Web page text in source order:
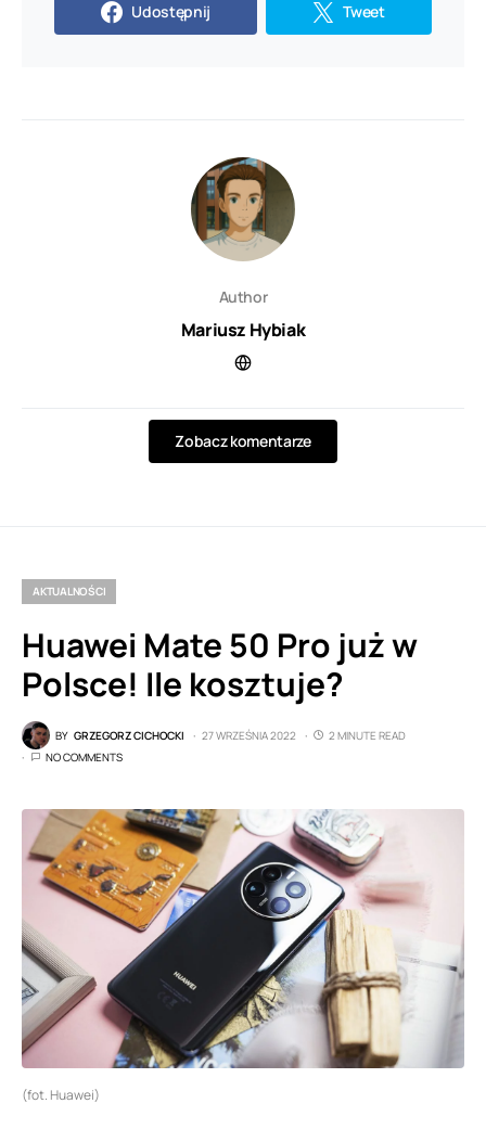
Udostępnij Tweet
Author
Mariusz Hybiak
Zobacz komentarze
AKTUALNOŚCI
Huawei Mate 50 Pro już w
Polsce! Ile kosztuje?
BY GRZEGORZ CICHOCKI 27 WRZEŚNIA 2022
2 MINUTE READ
NO COMMENTS
(fot. Huawei)